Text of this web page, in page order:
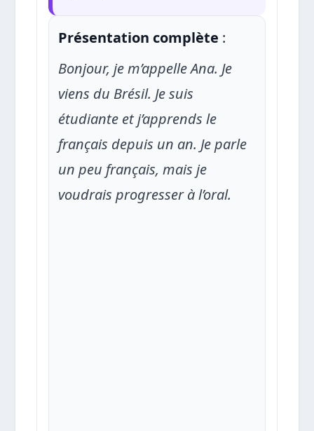
Présentation complète :
Bonjour, je m’appelle Ana. Je
viens du Brésil. Je suis
étudiante et j’apprends le
français depuis un an. Je parle
un peu français, mais je
voudrais progresser à l’oral.